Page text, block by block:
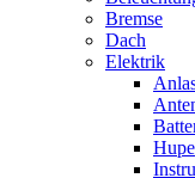
Bremse
Dach
Elektrik
Hupe